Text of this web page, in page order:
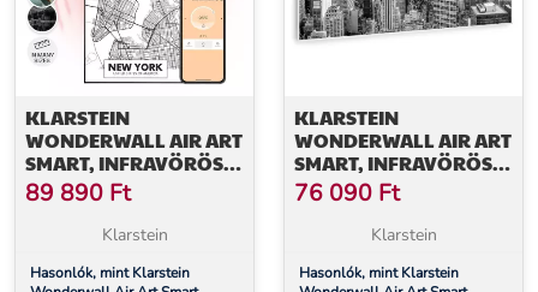
KLARSTEIN
WONDERWALL AIR ART
SMART, INFRAVÖRÖS
HŐSUGÁRZÓ, 60 X 120
CM, 700 W, NEW YORK
TÉRKÉPE
89 890 Ft
Klarstein
Hasonlók, mint Klarstein
KLARSTEIN
WONDERWALL AIR ART
SMART, INFRAVÖRÖS
HŐSUGÁRZÓ, 120 X 60
CM, 700 W, NEW YORK
76 090 Ft
Klarstein
Hasonlók, mint Klarstein